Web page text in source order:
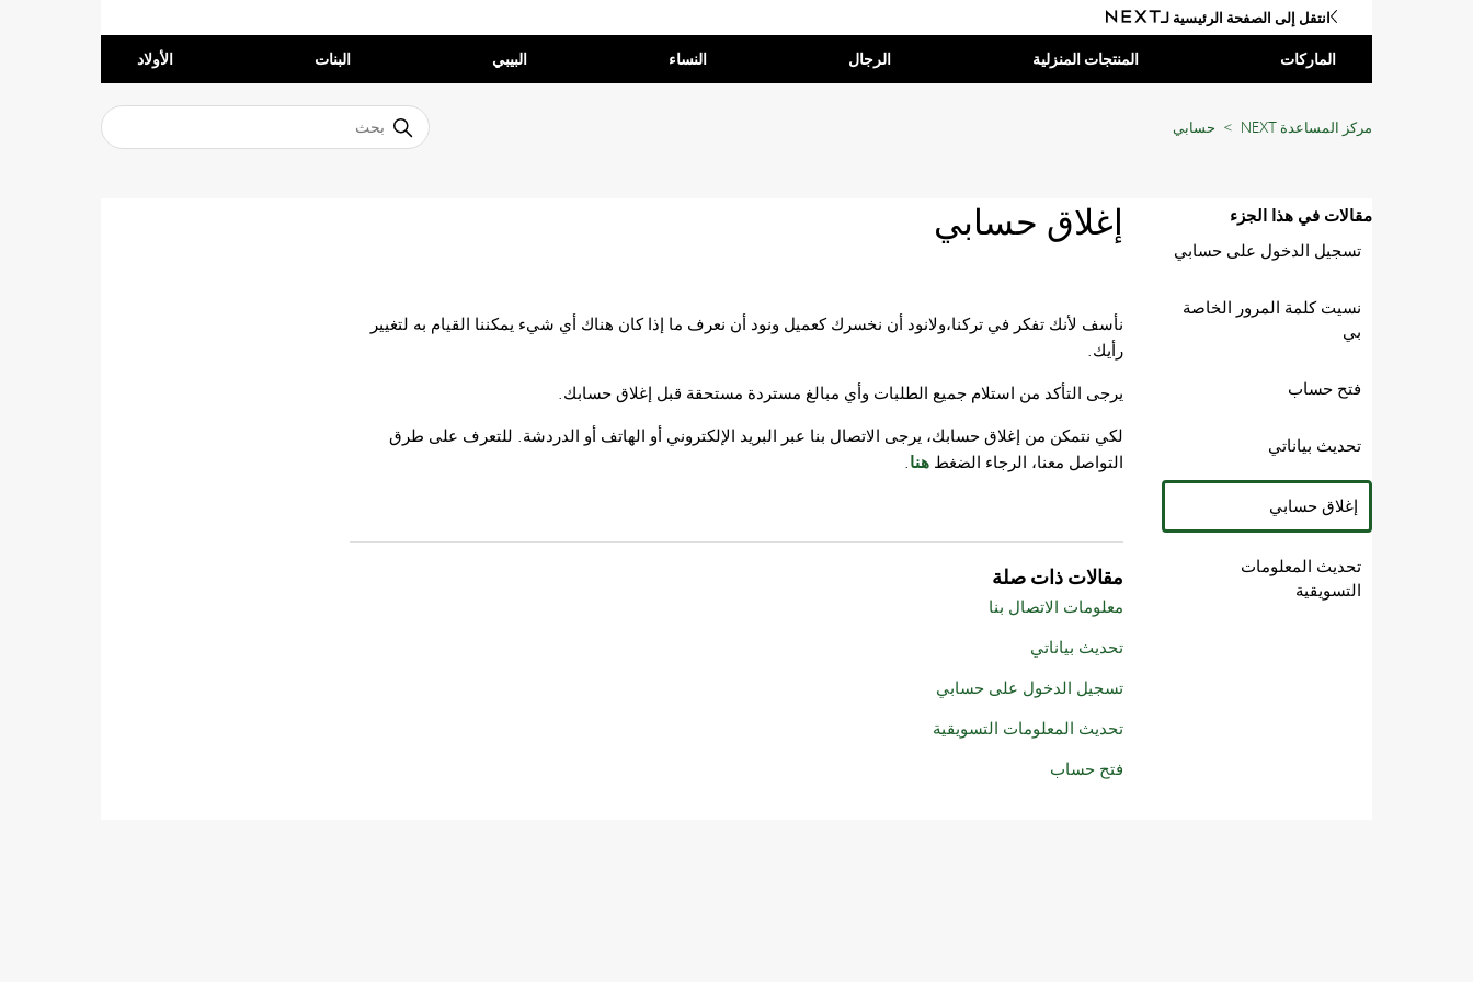
انتقل إلى الصفحة الرئيسية لـ
الماركات المنتجات المنزلية الرجال النساء البيبي البنات الأولاد
مركز المساعدة NEXT حسابي
مقالات في هذا الجزء
تسجيل الدخول على حسابي
نسيت كلمة المرور الخاصة
بي
فتح حساب
تحديث بياناتي
إغلاق حسابي
تحديث المعلومات
التسويقية
إغلاق حسابي
نأسف لأنك تفكر في تركنا،ولانود أن نخسرك كعميل ونود أن نعرف ما إذا كان هناك أي شيء يمكننا القيام به لتغيير
رأيك.
يرجى التأكد من استلام جميع الطلبات وأي مبالغ مستردة مستحقة قبل إغلاق حسابك.
لكي نتمكن من إغلاق حسابك، يرجى الاتصال بنا عبر البريد الإلكتروني أو الهاتف أو الدردشة. للتعرف على طرق
التواصل معنا، الرجاء الضغطهنا.
مقالات ذات صلة
معلومات الاتصال بنا
تحديث بياناتي
تسجيل الدخول على حسابي
تحديث المعلومات التسويقية
فتح حساب